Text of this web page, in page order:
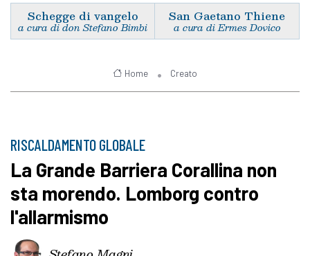
Schegge di vangelo
a cura di don Stefano Bimbi
San Gaetano Thiene
a cura di Ermes Dovico
Home Creato
RISCALDAMENTO GLOBALE
La Grande Barriera Corallina non
sta morendo. Lomborg contro
l'allarmismo